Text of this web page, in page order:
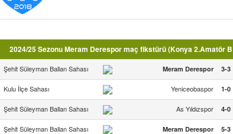
2024/25 Sezonu Meram Derespor maç fikstürü (Konya 2.Amatör
Şehit Süleyman Ballan Sahası Meram Derespor 3-3
Kulu İlçe Sahası Yeniceobaspor 1-0
Şehit Süleyman Ballan Sahası As Yıldızspor 4-0
Şehit Süleyman Ballan Sahası Meram Derespor 5-3